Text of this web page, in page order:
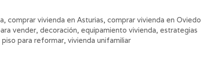
, comprar vivienda en Asturias, comprar vivienda en Oviedo
vender, decoración, equipamiento vivienda, estrategias
piso para reformar, vivienda unifamiliar